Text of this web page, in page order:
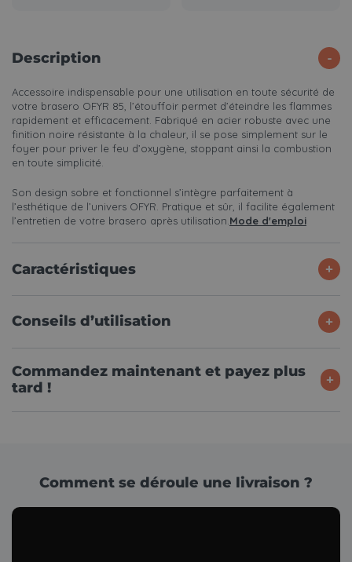
Description
Accessoire indispensable pour une utilisation en toute sécurité de
votre brasero OFYR 85, l’étouffoir permet d’éteindre les flammes
rapidement et efficacement. Fabriqué en acier robuste avec une
finition noire résistante à la chaleur, il se pose simplement sur le
foyer pour priver le feu d’oxygène, stoppant ainsi la combustion
en toute simplicité.
Son design sobre et fonctionnel s’intègre parfaitement à
l’esthétique de l’univers OFYR. Pratique et sûr, il facilite également
l’entretien de votre brasero après utilisation. Mode d'emploi
Caractéristiques
Conseils d’utilisation
Commandez maintenant et payez plus
tard !
Comment se déroule une livraison ?